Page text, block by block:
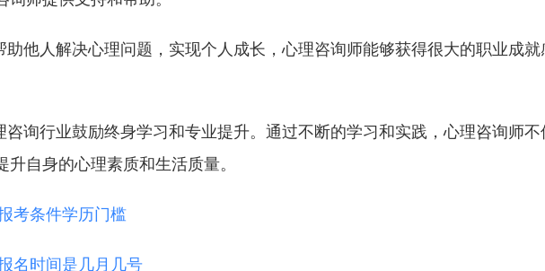
助他人解决心理问题，实现个人成长，心理咨询师能够获得很大的职业成就
咨询行业鼓励终身学习和专业提升。通过不断的学习和实践，心理咨询师不
自身的心理素质和生活质量。
考条件学历门槛
名时间是几月几号